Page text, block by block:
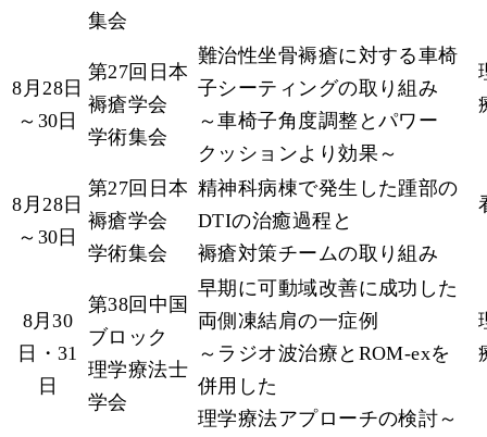
集会
8月28日
～30日
第27回日本
褥瘡学会
学術集会
難治性坐骨褥瘡に対する車椅
子シーティングの取り組み
～車椅子角度調整とパワー
クッションより効果～
8月28日
～30日
第27回日本
褥瘡学会
学術集会
精神科病棟で発生した踵部の
DTIの治癒過程と
褥瘡対策チームの取り組み
8月30
日・31
日
第38回中国
ブロック
理学療法士
学会
早期に可動域改善に成功した
両側凍結肩の一症例
～ラジオ波治療とROM-exを
併用した
理学療法アプローチの検討～